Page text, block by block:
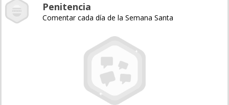
Penitencia
Comentar cada día de la Semana Santa